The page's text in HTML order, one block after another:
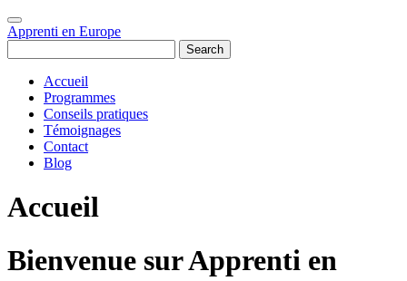
Apprenti en Europe
Search
Accueil
Programmes
Conseils pratiques
Témoignages
Contact
Blog
Accueil
Bienvenue sur Apprenti en